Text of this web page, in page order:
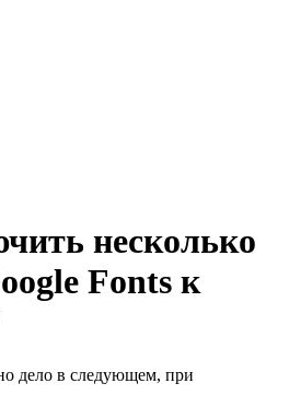
несколько
Fonts к
дело в следующем, при